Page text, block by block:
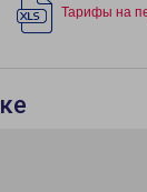
Тарифы на